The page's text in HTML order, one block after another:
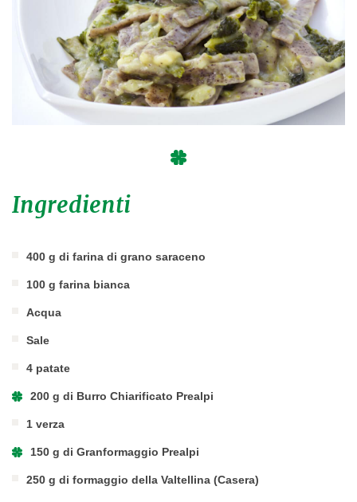
Ingredienti
400 g di farina di grano saraceno
100 g farina bianca
Acqua
Sale
4 patate
200 g di Burro Chiarificato Prealpi
1 verza
150 g di Granformaggio Prealpi
250 g di formaggio della Valtellina (Casera)